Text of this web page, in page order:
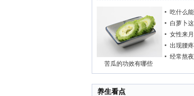
苦瓜的功效有哪些
吃什么
白萝卜
女性来
出现腰
经常熬
养生看点